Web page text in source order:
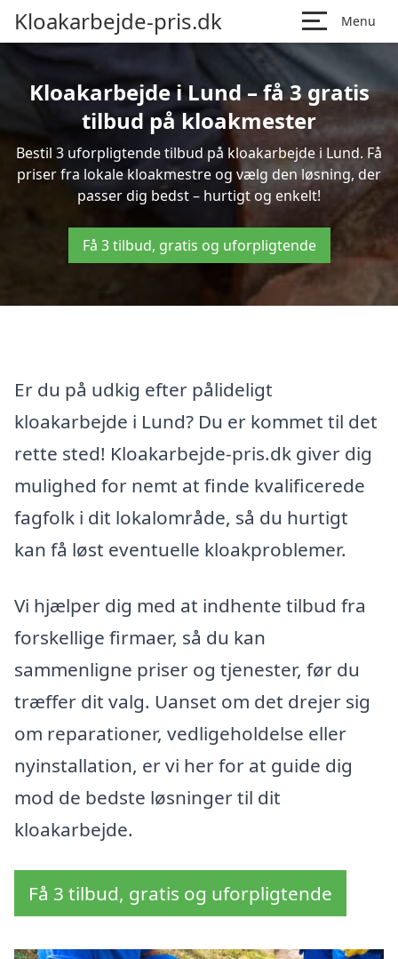
Kloakarbejde-pris.dk Menu
Kloakarbejde i Lund – få 3 gratis
tilbud på kloakmester
Bestil 3 uforpligtende tilbud på kloakarbejde i Lund. Få
priser fra lokale kloakmestre og vælg den løsning, der
passer dig bedst – hurtigt og enkelt!
Få 3 tilbud, gratis og uforpligtende
Er du på udkig efter pålideligt
kloakarbejde i Lund? Du er kommet til det
rette sted! Kloakarbejde-pris.dk giver dig
mulighed for nemt at finde kvalificerede
fagfolk i dit lokalområde, så du hurtigt
kan få løst eventuelle kloakproblemer.
Vi hjælper dig med at indhente tilbud fra
forskellige firmaer, så du kan
sammenligne priser og tjenester, før du
træffer dit valg. Uanset om det drejer sig
om reparationer, vedligeholdelse eller
nyinstallation, er vi her for at guide dig
mod de bedste løsninger til dit
kloakarbejde.
Få 3 tilbud, gratis og uforpligtende